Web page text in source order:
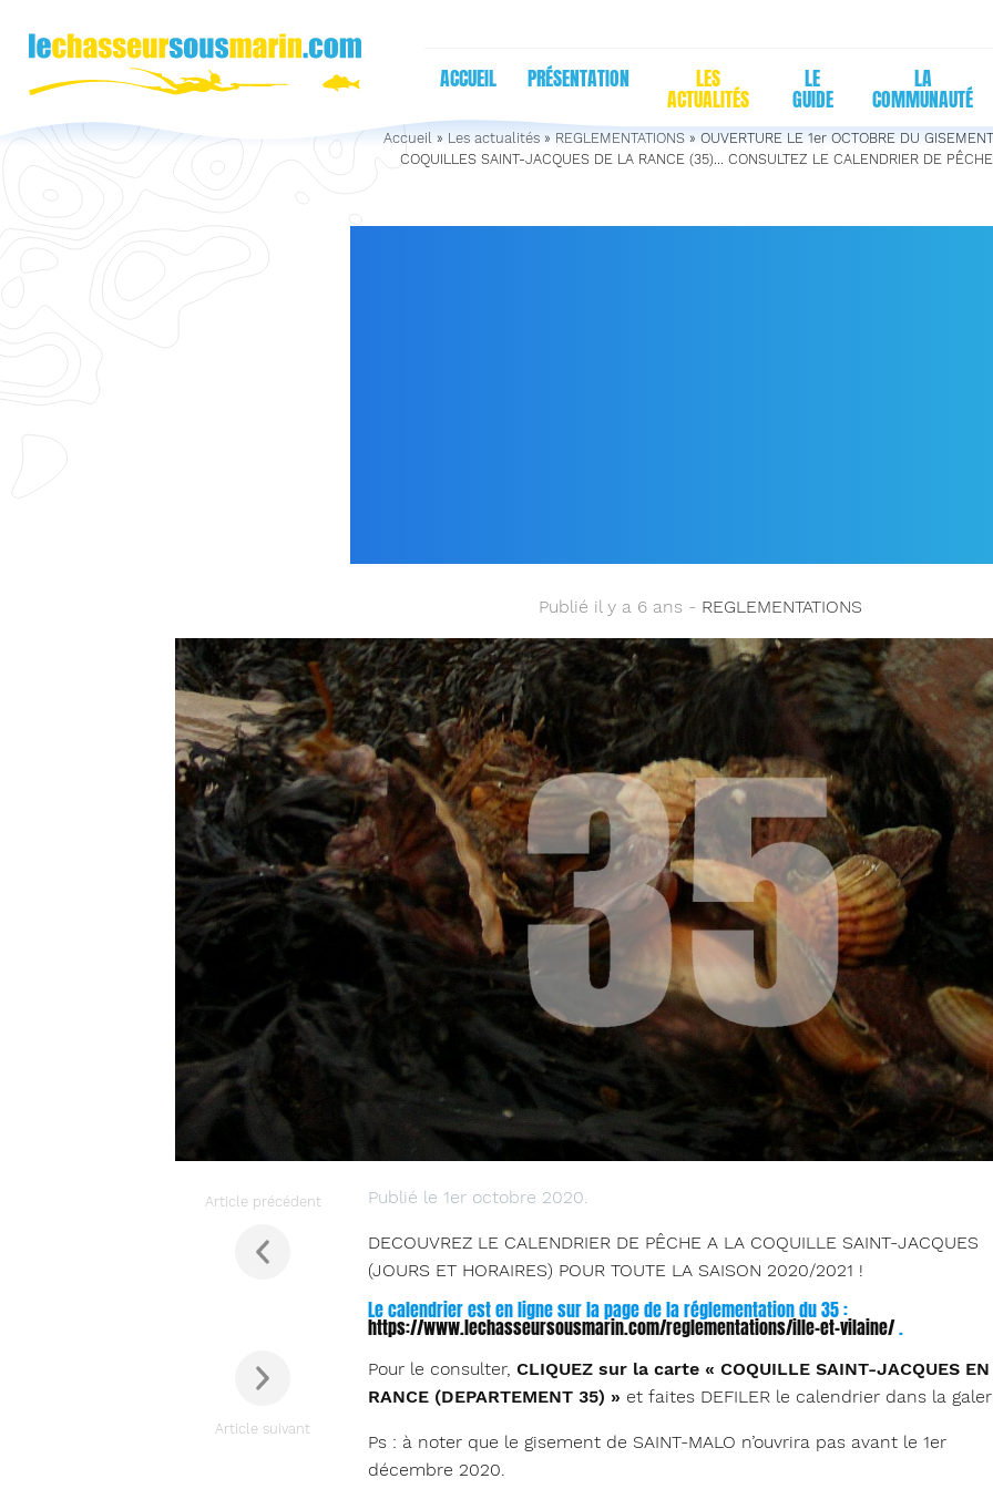
ACCUEIL PRÉSENTATION LES
ACTUALITÉS
LE
GUIDE
LA
COMMUNAUTÉ
Accueil » Les actualités » REGLEMENTATIONS » OUVERTURE LE 1er OCTOBRE DU
COQUILLES SAINT-JACQUES DE LA RANCE (35)… CONSULTEZ LE CALENDRIER DE
Publié il y a 6 ans - REGLEMENTATIONS
Article précédent
Article suivant
Publié le 1er octobre 2020.
DECOUVREZ LE CALENDRIER DE PÊCHE A LA COQUILLE SAINT-JACQUES
(JOURS ET HORAIRES) POUR TOUTE LA SAISON 2020/2021 !
Le calendrier est en ligne sur la page de la réglementation du 35 :
https://www.lechasseursousmarin.com/reglementations/ille-et-vilaine/.
Pour le consulter, CLIQUEZ sur la carte « COQUILLE SAINT-JACQUES EN
RANCE (DEPARTEMENT 35) » et faites DEFILER le calendrier dans la
Ps : à noter que le gisement de SAINT-MALO n’ouvrira pas avant le 1er
décembre 2020.